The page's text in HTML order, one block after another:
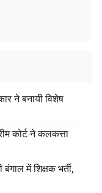
ने बनायी विशेष
कोर्ट ने कलकत्ता
में शिक्षक भर्ती,